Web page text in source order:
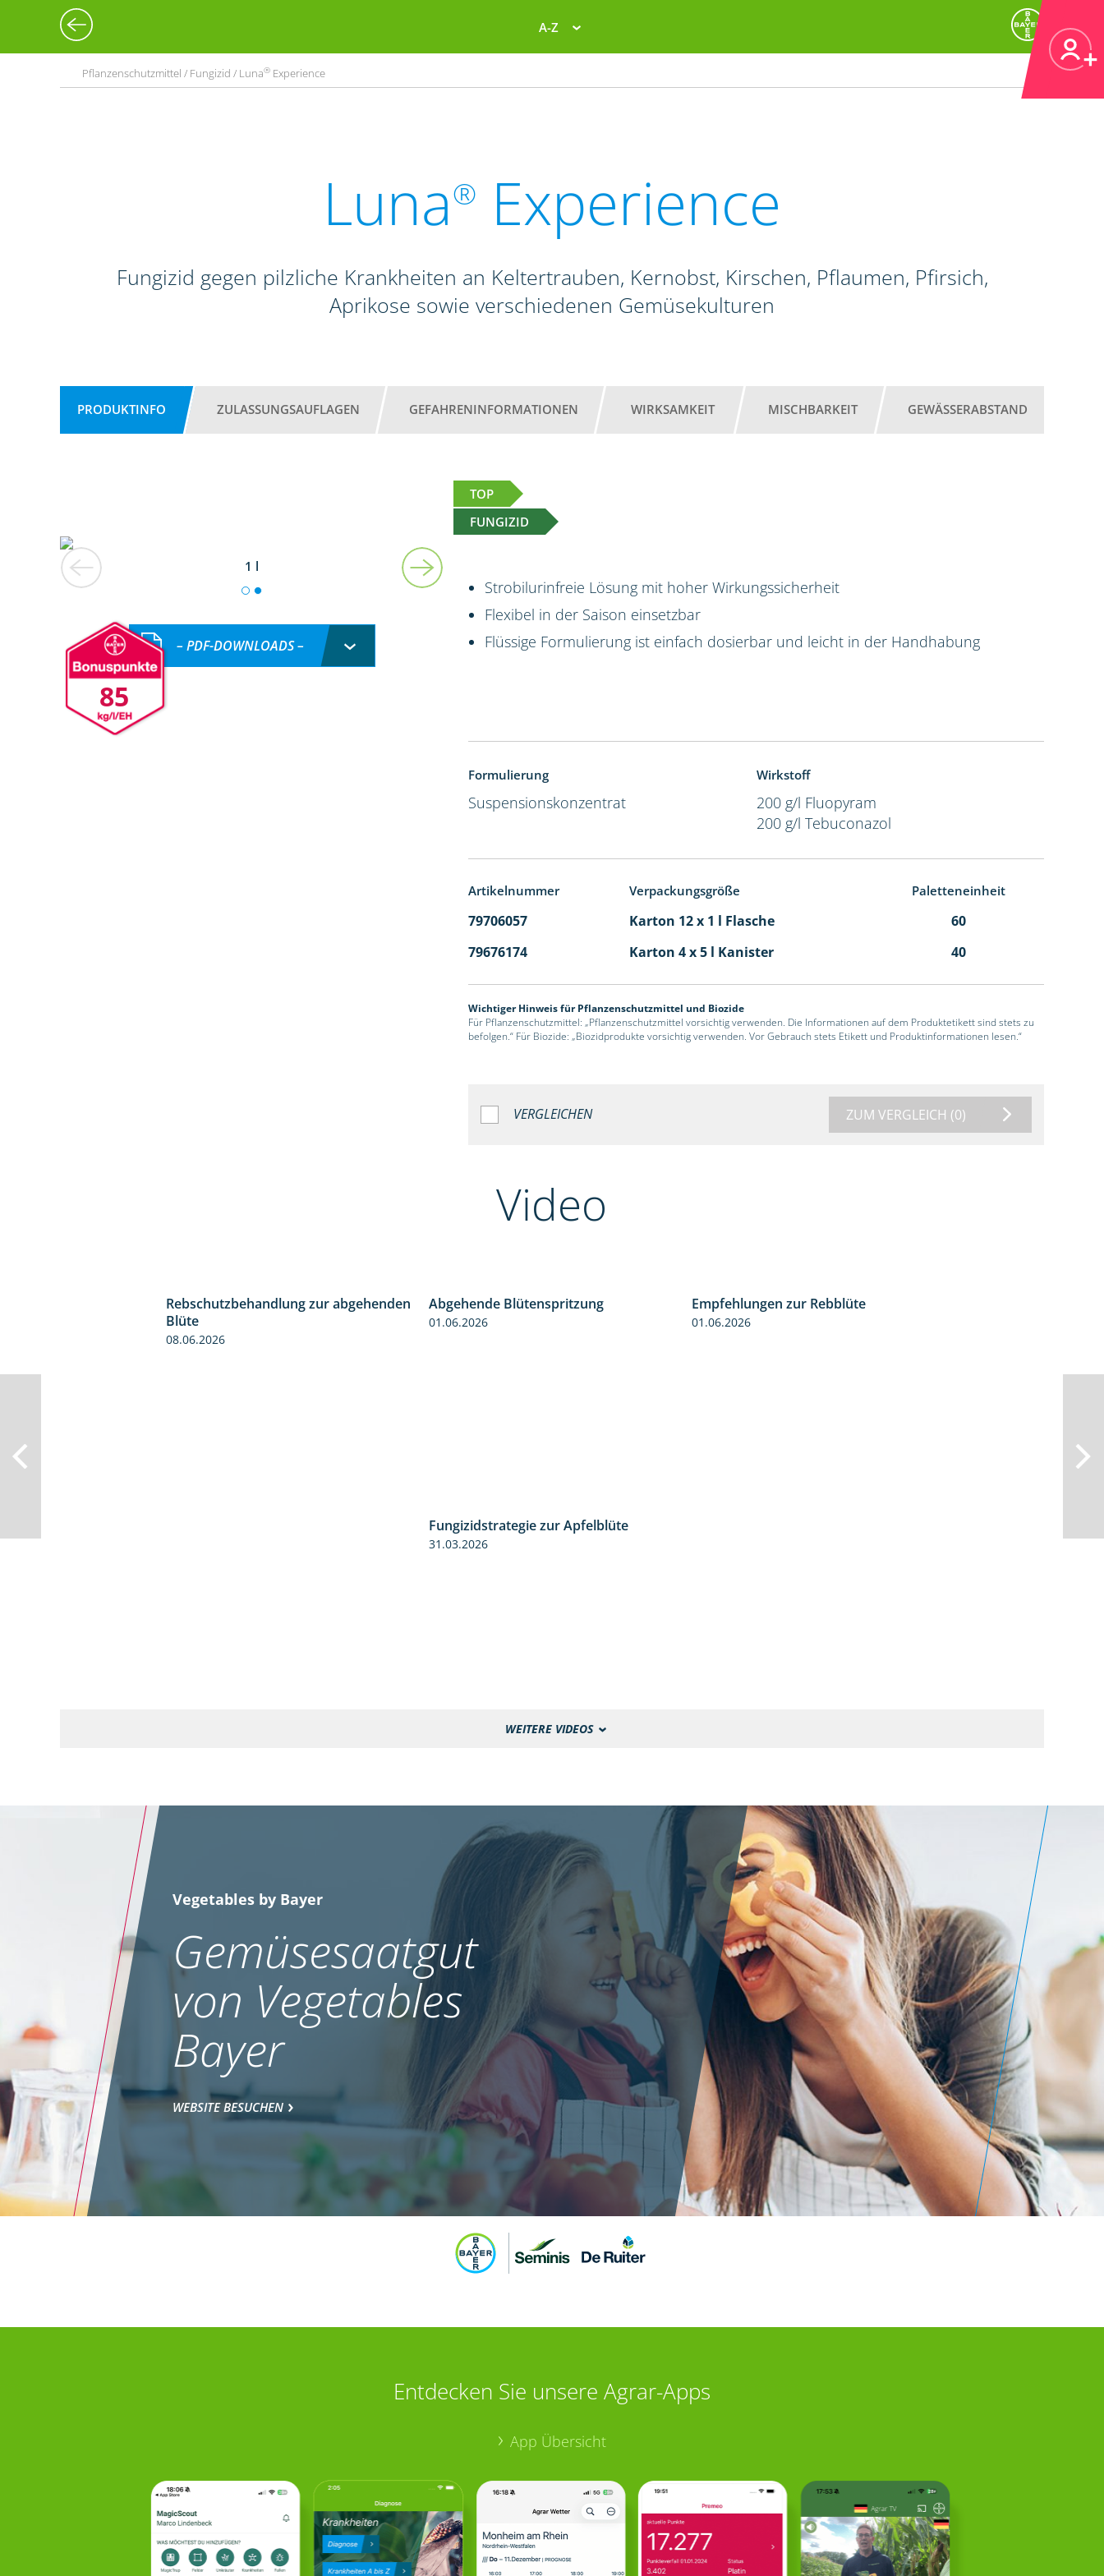
A-Z
Pflanzenschutzmittel / Fungizid / Luna® Experience
Luna® Experience
Fungizid gegen pilzliche Krankheiten an Keltertrauben, Kernobst, Kirschen, Pflaumen, Pfirsich,
Aprikose sowie verschiedenen Gemüsekulturen
PRODUKTINFO ZULASSUNGSAUFLAGEN GEFAHRENINFORMATIONEN WIRKSAMKEIT MISCHBARKEIT GEWÄSSERABSTAND
TOP
FUNGIZID
1 l
85
– PDF-DOWNLOADS –
Strobilurinfreie Lösung mit hoher Wirkungssicherheit
Flexibel in der Saison einsetzbar
Flüssige Formulierung ist einfach dosierbar und leicht in der Handhabung
Formulierung
Suspensionskonzentrat
Wirkstoff
200 g/l Fluopyram
200 g/l Tebuconazol
Artikelnummer Verpackungsgröße Paletteneinheit
79706057 Karton 12 x 1 l Flasche
60
79676174
Karton 4 x 5 l Kanister 40
Wichtiger Hinweis für Pflanzenschutzmittel und Biozide
Für Pflanzenschutzmittel: „Pflanzenschutzmittel vorsichtig verwenden. Die Informationen auf dem Produktetikett sind stets zu
befolgen.“ Für Biozide: „Biozidprodukte vorsichtig verwenden. Vor Gebrauch stets Etikett und Produktinformationen lesen.“
VERGLEICHEN ZUM VERGLEICH (0)
Video
Rebschutzbehandlung zur abgehenden
Blüte
08.06.2026
Abgehende Blütenspritzung
01.06.2026
Empfehlungen zur Rebblüte
01.06.2026
Fungizidstrategie zur Apfelblüte
31.03.2026
WEITERE VIDEOS
Vegetables by Bayer
Gemüsesaatgut
von Vegetables
Bayer
WEBSITE BESUCHEN
Entdecken Sie unsere Agrar-Apps
App Übersicht